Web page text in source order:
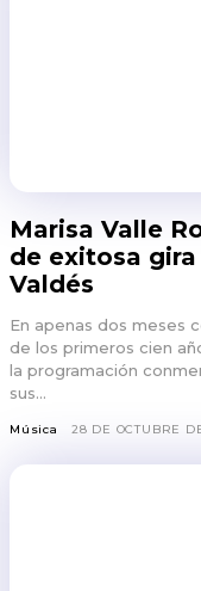
Marisa Valle
de exitosa
Valdés
En apenas dos meses
de los primeros cien
la programación
sus...
Música 28 DE OCTUBRE